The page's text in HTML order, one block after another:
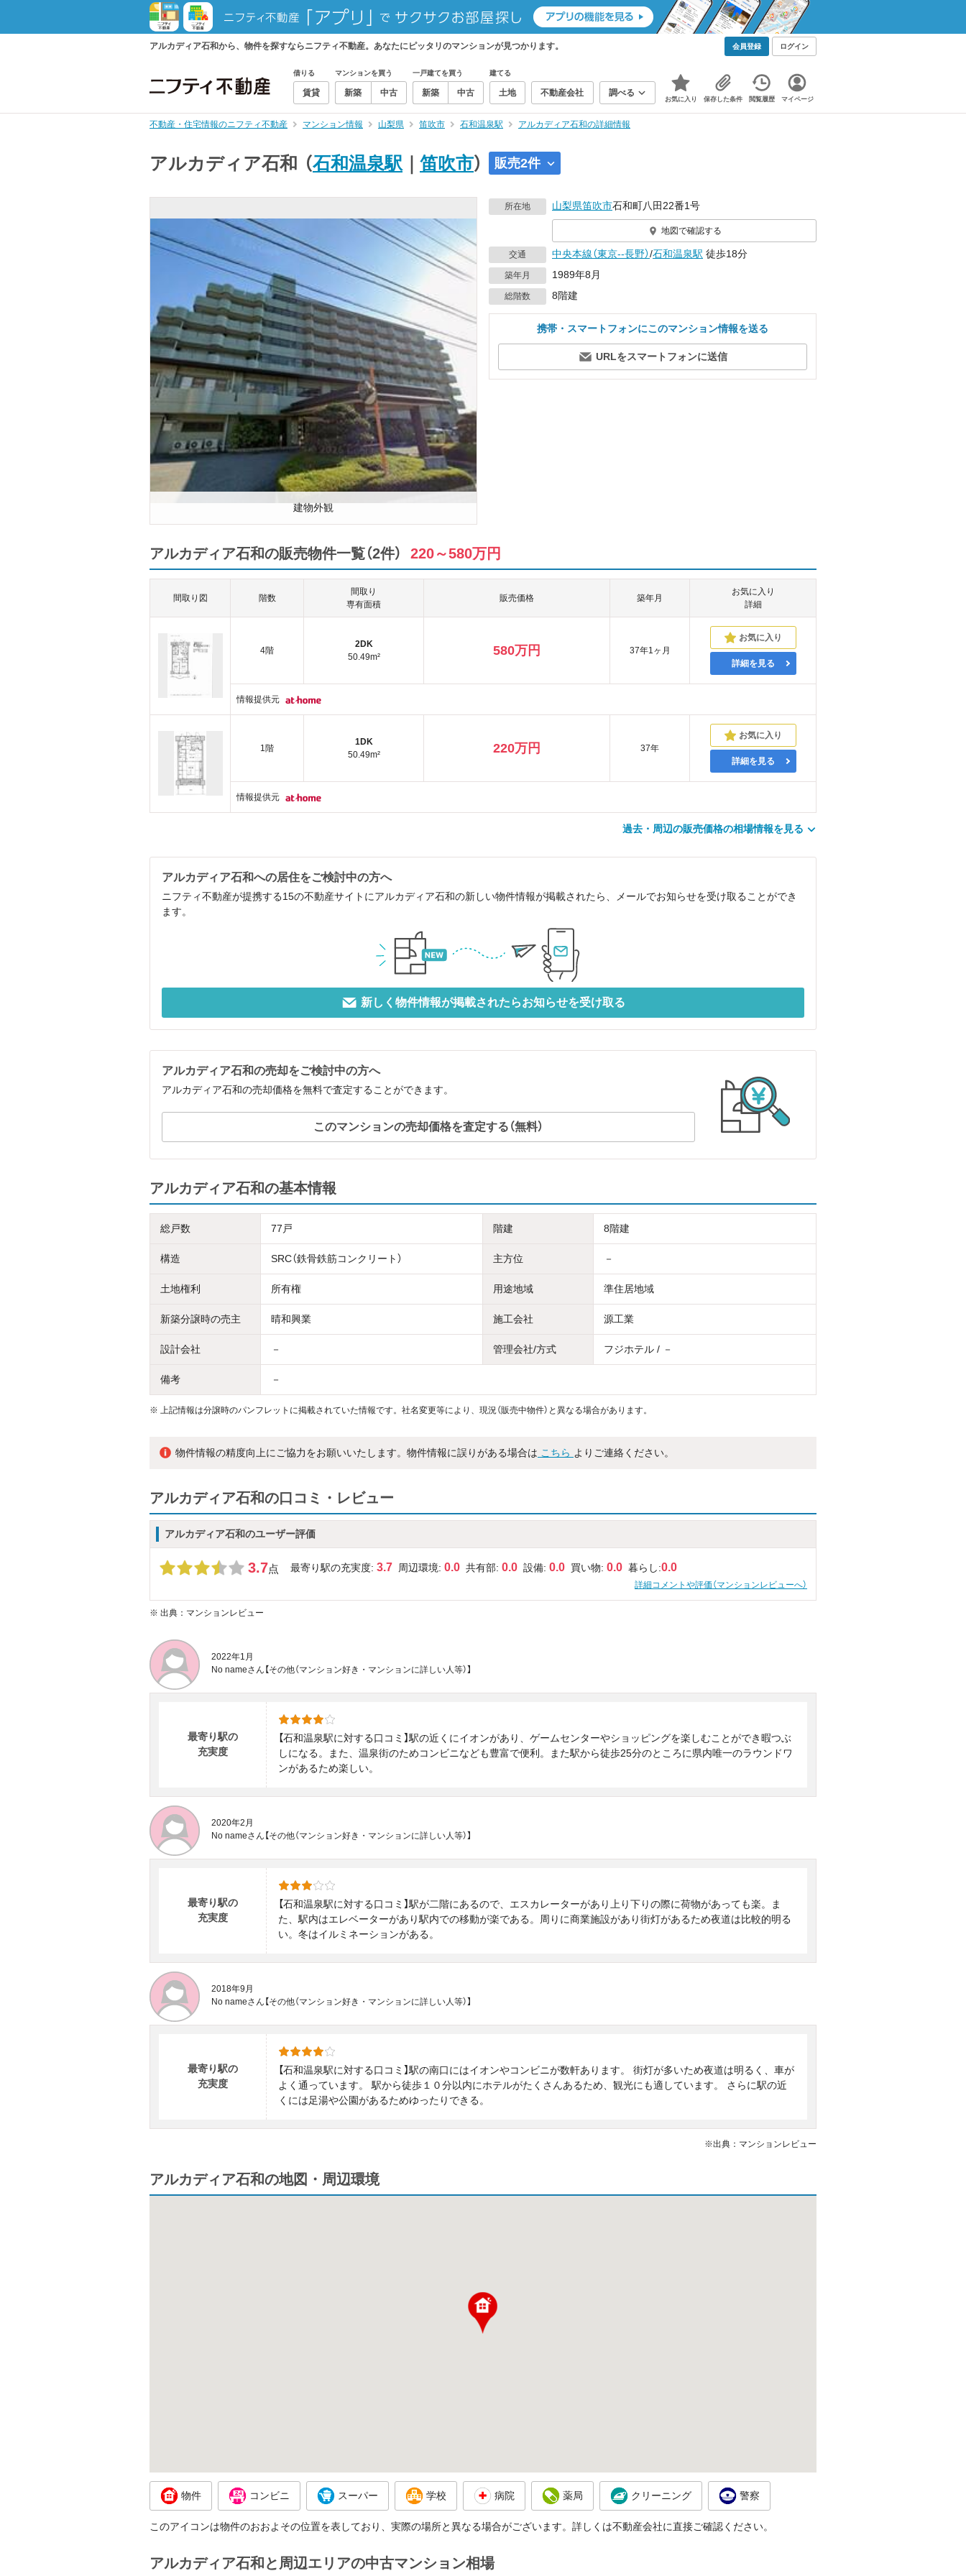
アルカディア石和から、物件を探すならニフティ不動産。あなたにピッタリのマンションが見つかります。 会員登録 ログイン
借りる
賃貸
マンションを買う
新築 中古
一戸建てを買う
新築 中古
建てる
土地 不動産会社 調べる
お気に入り 保存した条件 閲覧履歴 マイページ
不動産・住宅情報のニフティ不動産 マンション情報 山梨県 笛吹市 石和温泉駅 アルカディア石和の詳細情報
アルカディア石和 （石和温泉駅 笛吹市） 販売2件
建物外観
所在地 山梨県笛吹市石和町八田22番1号
地図で確認する
交通 中央本線（東京--長野）/石和温泉駅 徒歩18分
築年月 1989年8月
総階数 8階建
携帯・スマートフォンにこのマンション情報を送る
URLをスマートフォンに送信
アルカディア石和の販売物件一覧（2件） 220～580万円
間取り図 階数
間取り
専有面積
販売価格 築年月
お気に入り
詳細
4階
2DK
50.49m²
580万円
37年1ヶ月
詳細を見る
情報提供元
1階
1DK
50.49m²
220万円
37年
詳細を見る
情報提供元
過去・周辺の販売価格の相場情報を見る
アルカディア石和への居住をご検討中の方へ
ニフティ不動産が提携する15の不動産サイトにアルカディア石和の新しい物件情報が掲載されたら、メールでお知らせを受け取ることができ
ます。
新しく物件情報が掲載されたらお知らせを受け取る
アルカディア石和の売却をご検討中の方へ
アルカディア石和の売却価格を無料で査定することができます。
このマンションの売却価格を査定する（無料）
アルカディア石和の基本情報
総戸数 77戸 階建 8階建
構造 SRC（鉄骨鉄筋コンクリート） 主方位 －
土地権利 所有権 用途地域 準住居地域
新築分譲時の売主 晴和興業 施工会社 源工業
設計会社 － 管理会社/方式 フジホテル / －
備考 －
※ 上記情報は分譲時のパンフレットに掲載されていた情報です。社名変更等により、現況（販売中物件）と異なる場合があります。
物件情報の精度向上にご協力をお願いいたします。物件情報に誤りがある場合は こちら よりご連絡ください。
アルカディア石和の口コミ・レビュー
アルカディア石和のユーザー評価
3.7点 最寄り駅の充実度: 3.7 周辺環境: 0.0 共有部: 0.0 設備: 0.0 買い物: 0.0 暮らし:0.0
詳細コメントや評価（マンションレビューへ）
※ 出典：マンションレビュー
2022年1月
No nameさん【その他（マンション好き・マンションに詳しい人等）】
最寄り駅の
充実度
【石和温泉駅に対する口コミ】駅の近くにイオンがあり、ゲームセンターやショッピングを楽しむことができ暇つぶ
しになる。また、温泉街のためコンビニなども豊富で便利。また駅から徒歩25分のところに県内唯一のラウンドワ
ンがあるため楽しい。
2020年2月
No nameさん【その他（マンション好き・マンションに詳しい人等）】
最寄り駅の
充実度
【石和温泉駅に対する口コミ】駅が二階にあるので、エスカレーターがあり上り下りの際に荷物があっても楽。ま
た、駅内はエレベーターがあり駅内での移動が楽である。周りに商業施設があり街灯があるため夜道は比較的明る
い。冬はイルミネーションがある。
2018年9月
No nameさん【その他（マンション好き・マンションに詳しい人等）】
最寄り駅の
充実度
【石和温泉駅に対する口コミ】駅の南口にはイオンやコンビニが数軒あります。 街灯が多いため夜道は明るく、車が
よく通っています。 駅から徒歩１０分以内にホテルがたくさんあるため、観光にも適しています。 さらに駅の近
くには足湯や公園があるためゆったりできる。
※出典：マンションレビュー
アルカディア石和の地図・周辺環境
物件 コンビニ スーパー 学校 病院 薬局 クリーニング 警察
このアイコンは物件のおおよその位置を表しており、実際の場所と異なる場合がございます。詳しくは不動産会社に直接ご確認ください。
アルカディア石和と周辺エリアの中古マンション相場